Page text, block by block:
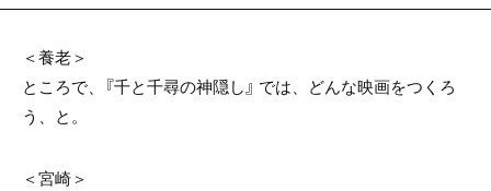
＜養老＞
ところで、『千と千尋の神隠し』 では、どんな映画をつくろ
う、と。
＜宮崎＞